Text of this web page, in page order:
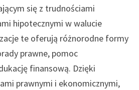
się z trudnościami
hipotecznymi w walucie
te oferują różnorodne formy
prawne, pomoc
finansową. Dzięki
prawnymi i ekonomicznymi,